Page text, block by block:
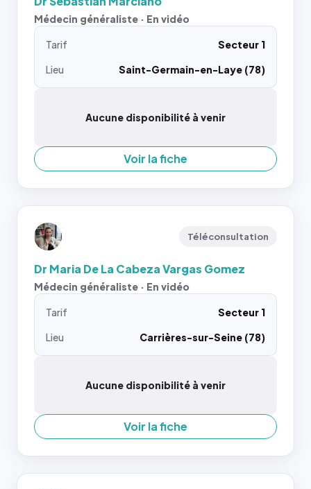
Médecin généraliste · En vidéo
Tarif
Secteur 1
Lieu
Saint-Germain-en-Laye (78)
Aucune disponibilité à venir
Voir la fiche
Téléconsultation
Dr Maria De La Cabeza Vargas Gomez
Médecin généraliste · En vidéo
Tarif
Secteur 1
Lieu
Carrières-sur-Seine (78)
Aucune disponibilité à venir
Voir la fiche